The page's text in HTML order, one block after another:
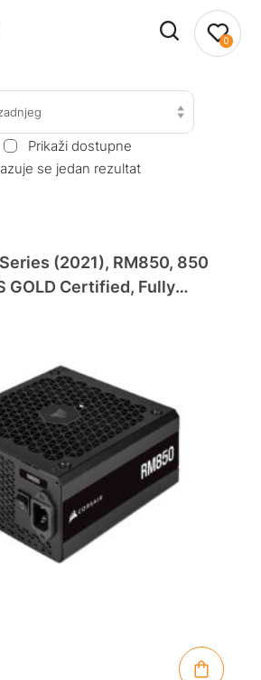
0
Prikaži dostupne
se jedan rezultat
Series (2021), RM850, 850
GOLD Certified, Fully